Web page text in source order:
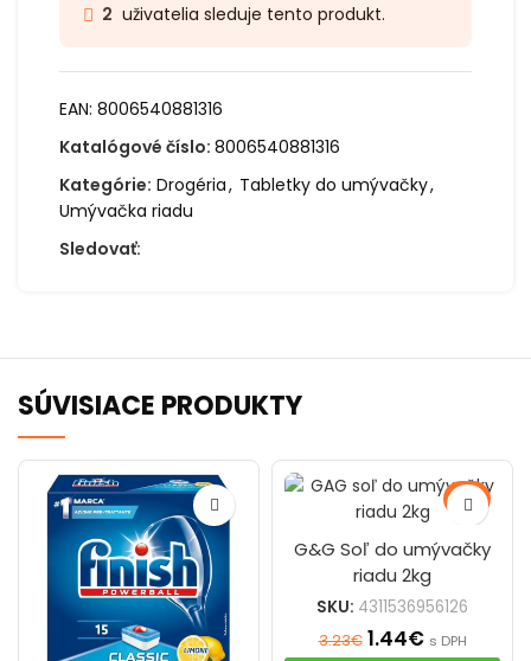
2 uživatelia sleduje tento produkt.
EAN: 8006540881316
Katalógové číslo: 8006540881316
Kategórie: Drogéria, Tabletky do umývačky,
Umývačka riadu
Sledovať:
SÚVISIACE PRODUKTY
-55%
G&G Soľ do umývačky
riadu 2kg
SKU: 4311536956126
3.23€ 1.44€ s DPH